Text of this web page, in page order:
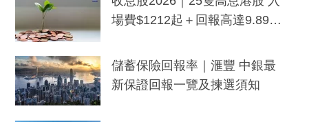
場費$1212起＋回報高達9.89
儲蓄保險回報率｜滙豐 中銀最
新保證回報一覽及揀選須知